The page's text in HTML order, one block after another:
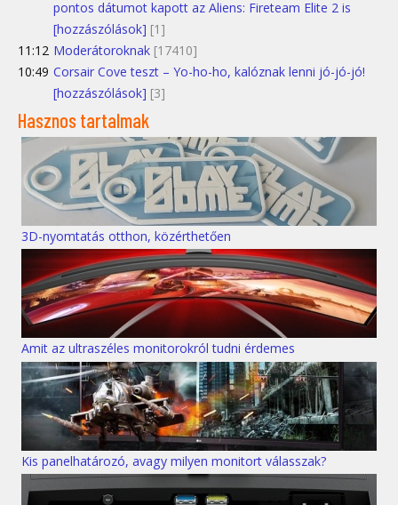
pontos dátumot kapott az Aliens: Fireteam Elite 2 is
[hozzászólások] [1]
11:12 Moderátoroknak [17410]
10:49 Corsair Cove teszt – Yo-ho-ho, kalóznak lenni jó-jó-jó!
[hozzászólások] [3]
Hasznos tartalmak
3D-nyomtatás otthon, közérthetően
Amit az ultraszéles monitorokról tudni érdemes
Kis panelhatározó, avagy milyen monitort válasszak?